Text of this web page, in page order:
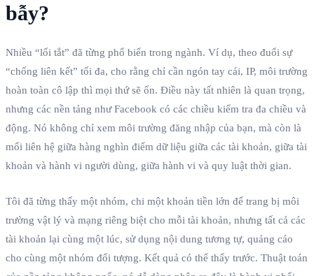
bẫy?
Nhiều “lối tắt” đã từng phổ biến trong ngành. Ví dụ, theo đuổi sự
“chống liên kết” tối đa, cho rằng chỉ cần ngón tay cái, IP, môi trường
hoàn toàn cô lập thì mọi thứ sẽ ổn. Điều này tất nhiên là quan trọng,
nhưng các nền tảng như Facebook có các chiều kiểm tra đa chiều và
động. Nó không chỉ xem môi trường đăng nhập của bạn, mà còn là
mối liên hệ giữa hàng nghìn điểm dữ liệu giữa các tài khoản, giữa tài
khoản và hành vi người dùng, giữa hành vi và quy luật thời gian.
Tôi đã từng thấy một nhóm, chi một khoản tiền lớn để trang bị môi
trường vật lý và mạng riêng biệt cho mỗi tài khoản, nhưng tất cả các
tài khoản lại cùng một lúc, sử dụng nội dung tương tự, quảng cáo
cho cùng một nhóm đối tượng. Kết quả có thể thấy trước. Thuật toán